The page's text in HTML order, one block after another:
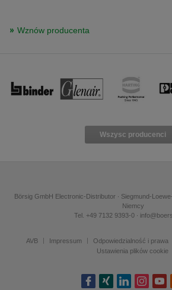
Wznów producenta
Wszysc producenci
Börsig GmbH Electronic-Distributor ∙ Siegmund-
Niemcy
Tel. +49 7132 9393-0 ∙
AVB Impressum Odpowiedzialność i prawa
Ustawienia plików cookie